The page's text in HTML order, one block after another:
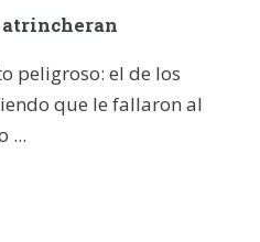
atrincheran
peligroso: el de los
que le fallaron al
...